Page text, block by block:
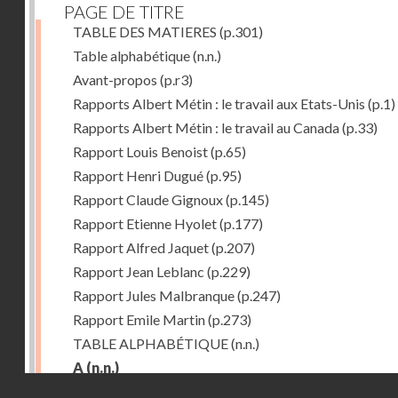
PAGE DE TITRE
TABLE DES MATIERES (p.301)
Table alphabétique(n.n.)
Avant-propos (p.r3)
Rapports Albert Métin : le travail aux Etats-Unis (p.1)
Rapports Albert Métin : le travail au Canada(p.33)
Rapport Louis Benoist(p.65)
Rapport Henri Dugué(p.95)
Rapport Claude Gignoux(p.145)
Rapport Etienne Hyolet(p.177)
Rapport Alfred Jaquet(p.207)
Rapport Jean Leblanc (p.229)
Rapport Jules Malbranque(p.247)
Rapport Emile Martin(p.273)
TABLE ALPHABÉTIQUE(n.n.)
A (n.n.)